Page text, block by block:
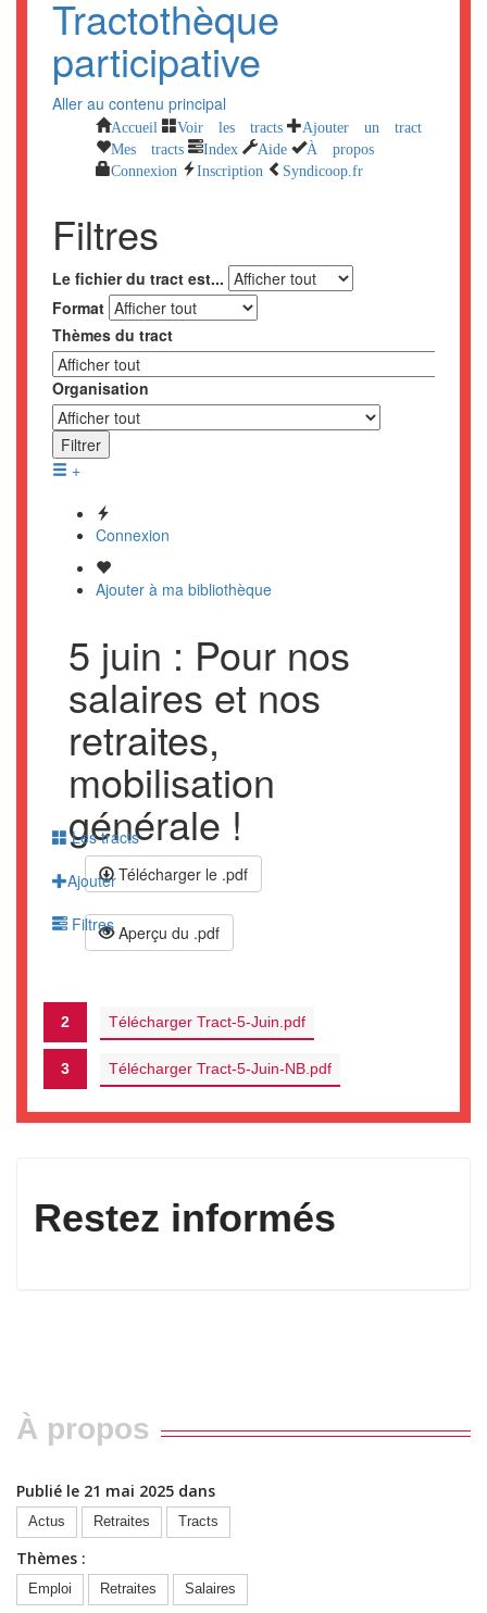
2 Télécharger Tract-5-Juin.pdf
3 Télécharger Tract-5-Juin-NB.pdf
Restez informés
À propos
Publié le 21 mai 2025 dans
Actus Retraites Tracts
Thèmes :
Emploi Retraites Salaires